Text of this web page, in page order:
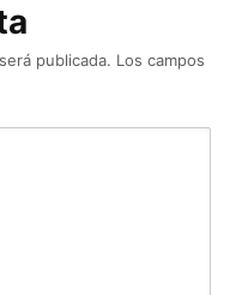
publicada. Los campos